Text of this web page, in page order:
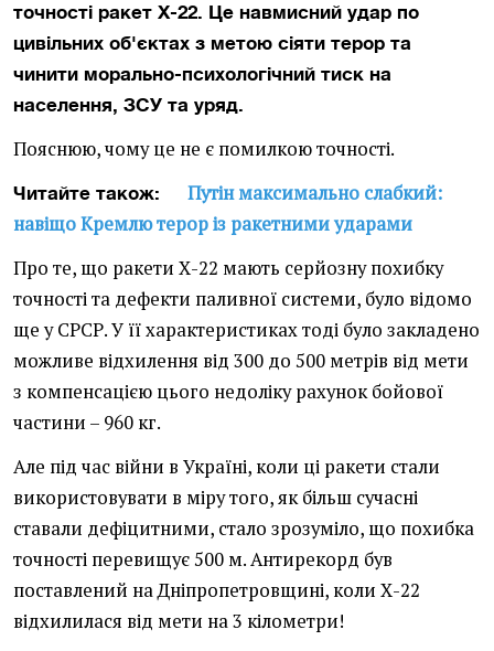
точності ракет Х-22. Це навмисний удар по
цивільних об'єктах з метою сіяти терор та
чинити морально-психологічний тиск на
населення, ЗСУ та уряд.
Пояснюю, чому це не є помилкою точності.
Читайте також:
Путін максимально слабкий:
навіщо Кремлю терор із ракетними ударами
Про те, що ракети Х-22 мають серйозну похибку
точності та дефекти паливної системи, було відомо
ще у СРСР. У її характеристиках тоді було закладено
можливе відхилення від 300 до 500 метрів від мети
з компенсацією цього недоліку рахунок бойової
частини – 960 кг.
Але під час війни в Україні, коли ці ракети стали
використовувати в міру того, як більш сучасні
ставали дефіцитними, стало зрозуміло, що похибка
точності перевищує 500 м. Антирекорд був
поставлений на Дніпропетровщині, коли Х-22
відхилилася від мети на 3 кілометри!